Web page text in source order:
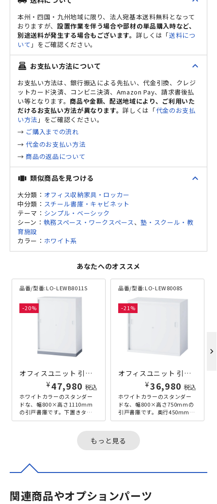
本州・四国・九州地域に限り、法人宛基本送料無料となって
おりますが、 設置作業を伴う場合や部材の単品購入時など、
別途送料が発生する場合もございます。 詳しくは「送料につ
いて 」をご確認ください。
point_of_sale お支払い方法について expand_less
お支払い方法は、銀行振込による先払い、代金引換、クレジ
ットカード決済、コンビニ決済、Amazon Pay、請求書後払
い等となります。商品や金額、配送地域により、ご利用いた
だけるお支払い方法が異なります。詳しくは「代金のお支払
い方法 」をご確認ください。
→ ご購入までの流れ
→代金のお支払い方法
→ 商品の返品について
view_carousel 類似商品を見つける expand_less
大分類： オフィス収納家具・ロッカー
中分類： スチール書庫・キャビネット
テーマ： シンプル・ベーシック
シーン： 執務スペース・ワークスペース、塾・スクール・教
育施設
カラー： ホワイト系
あなたへのオススメ
品番/型番:LO-LEWB8011S
20
オフィスユニット 引き戸 ベース付き LEOシリーズ W800×D450×H1110 ホワイト
60,280税込
ホワイトカラーのスタンダー
ドな、幅800×高さ1110mm
の引戸書庫です。下置きタイ
プはベース付きですので、ベ
品番/型番:LO-LEW8008S
21
オフィスユニット 引き戸 LEOシリーズ W800×D450×H750 ホワイト
47,080税込
ホワイトカラーのスタンダー
ドな、幅800×高さ750mmの
引戸書庫です。奥行450mmは
A4のファイルは勿論のこと、
chevron_right
もっと見る
関連商品やオプションパーツ